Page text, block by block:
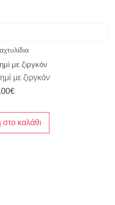
με ζιργκόν
με ζιργκόν
€
καλάθι